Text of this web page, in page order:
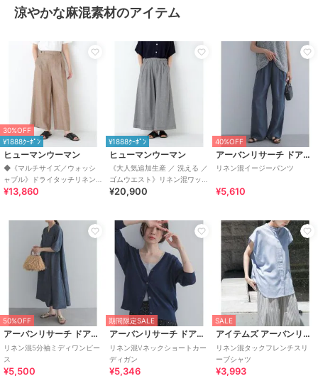
涼やかな麻混素材のアイテム
30%OFF
¥1888ｸｰﾎﾟﾝ
ヒューマンウーマン
◆《マルチサイズ／ウォッシ
ャブル》ドライタッチリネン
混ガウチョパン
¥13,860
¥1888ｸｰﾎﾟﾝ
ヒューマンウーマン
《大人気追加生産 ／ 洗える ／
ゴムウエスト》リネン混ワッ
シャータック
¥20,900
40%OFF
アーバンリサーチ ドアーズ
リネン混イージーパンツ
¥5,610
50%OFF
アーバンリサーチ ドアーズ
リネン混5分袖ミディワンピー
ス
¥5,500
期間限定SALE
アーバンリサーチ ドアーズ
リネン混Vネックショートカー
ディガン
¥5,346
SALE
アイテムズ アーバンリサーチ
リネン混タックフレンチスリ
ーブシャツ
¥3,993